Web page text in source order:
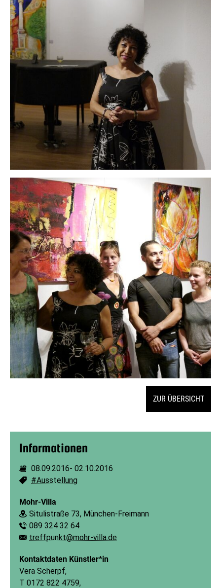
ZUR ÜBERSICHT
Informationen
Dauer:
08.09.2016-02.10.2016
Schlagworte:
#Ausstellung
Mohr-Villa
Ort:
Situlistraße 73, München-Freimann
Telefon:
089 324 32 64
E-Mail:
treffpunkt@mohr-villa.de
Kontaktdaten Künstler*in
Vera Scherpf,
T 0172 822 4759,